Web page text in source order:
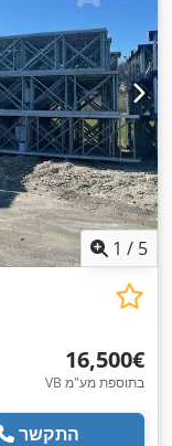
1 / 5
‏16,500 ‏€
VB בתוספת מע"מ
התקשר